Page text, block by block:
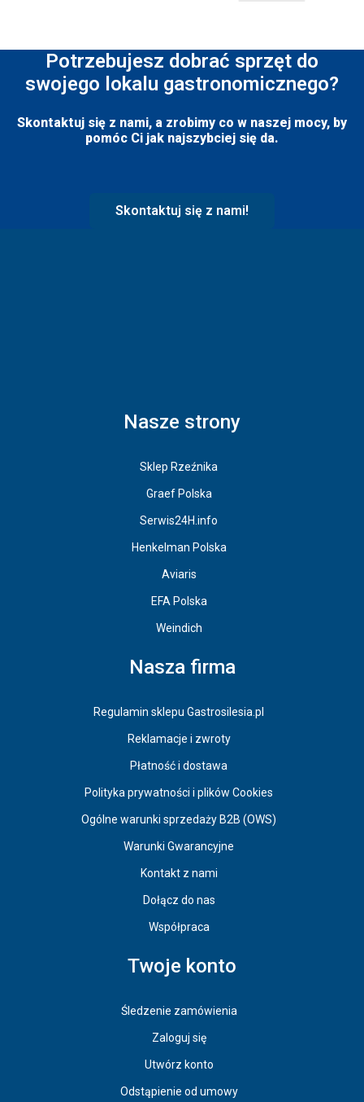
Potrzebujesz dobrać sprzęt do
swojego lokalu gastronomicznego?
Skontaktuj się z nami, a zrobimy co w naszej mocy, by
pomóc Ci jak najszybciej się da.
Skontaktuj się z nami!
Nasze strony
Sklep Rzeźnika
Graef Polska
Serwis24H.info
Henkelman Polska
Aviaris
EFA Polska
Weindich
Nasza firma
Regulamin sklepu Gastrosilesia.pl
Reklamacje i zwroty
Płatność i dostawa
Polityka prywatności i plików Cookies
Ogólne warunki sprzedaży B2B (OWS)
Warunki Gwarancyjne
Kontakt z nami
Dołącz do nas
Współpraca
Twoje konto
Śledzenie zamówienia
Zaloguj się
Utwórz konto
Odstąpienie od umowy